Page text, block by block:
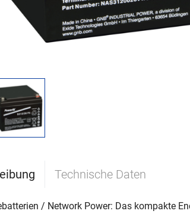
Technische Daten
/ Network Power: Das kompakte